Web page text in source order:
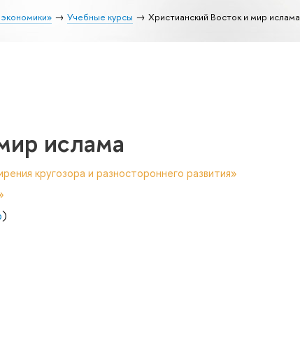
Учебные курсы Христианский Восток и мир ислама
ислама
кругозора и разностороннего развития»
)